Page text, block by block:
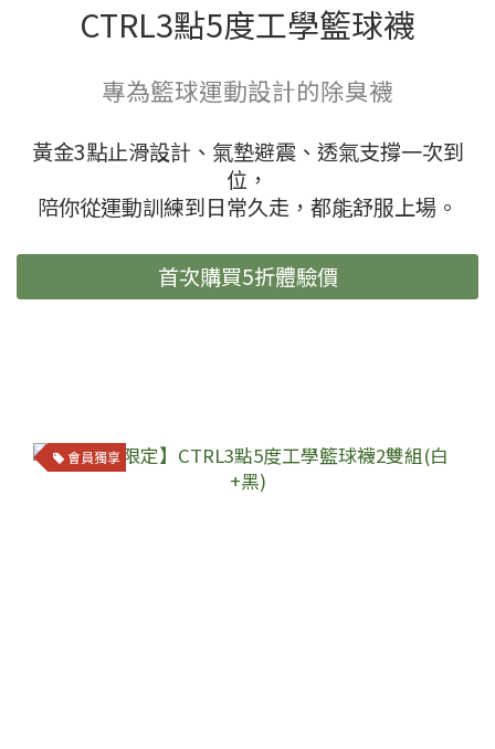
CTRL3點5度工學籃球襪
專為籃球運動設計的除臭襪
黃金3點止滑設計、氣墊避震、透氣支撐一次到
位，
陪你從運動訓練到日常久走，都能舒服上場。
首次購買5折體驗價
會員獨享